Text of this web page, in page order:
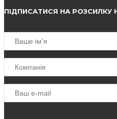
ПІДПИСАТИСЯ НА РОЗСИЛКУ